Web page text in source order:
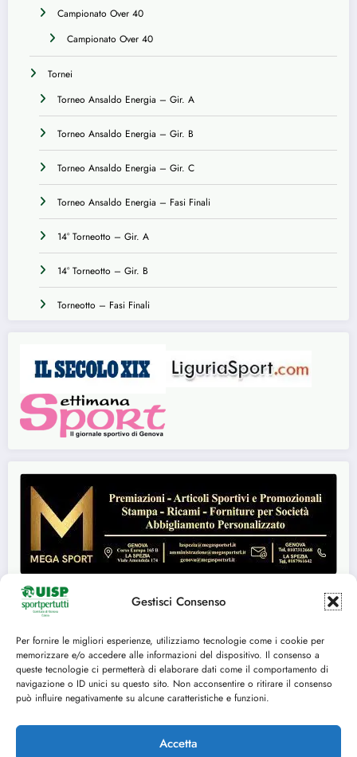
Gestisci Consenso
Per fornire le migliori esperienze, utilizziamo tecnologie come i cookie per
memorizzare e/o accedere alle informazioni del dispositivo. Il consenso a
queste tecnologie ci permetterà di elaborare dati come il comportamento di
navigazione o ID unici su questo sito. Non acconsentire o ritirare il consenso
può influire negativamente su alcune caratteristiche e funzioni.
Accetta
Campionato Over 40
Campionato Over 40
Tornei
Torneo Ansaldo Energia – Gir. A
Torneo Ansaldo Energia – Gir. B
Torneo Ansaldo Energia – Gir. C
Torneo Ansaldo Energia – Fasi Finali
14° Torneotto – Gir. A
14° Torneotto – Gir. B
Torneotto – Fasi Finali
Seguici su:
FACEBOOK
TWITTER